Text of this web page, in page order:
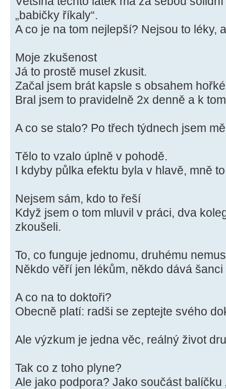
„babičky říkaly“.
A co je na tom nejlepší? Nejsou to léky,
Moje zkušenost
Já to prostě musel zkusit.
Začal jsem brát kapsle s obsahem
Bral jsem to pravidelně 2x denně a k
A co se stalo? Po třech týdnech jsem
Tělo to vzalo úplně v pohodě.
I kdyby půlka efektu byla v hlavě, mně
Nejsem sám, kdo to řeší
Když jsem o tom mluvil v práci, dva
zkoušeli.
To, co funguje jednomu, druhému
Někdo věří jen lékům, někdo dává
A co na to doktoři?
Obecně platí: radši se zeptejte svého
Ale výzkum je jedna věc, reálný život
Tak co z toho plyne?
Ale jako podpora? Jako součást balíčku